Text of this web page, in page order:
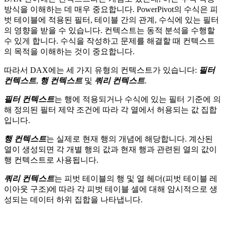
방식을 이해하는 데 매우 중요합니다. PowerPivot의 수식은 피
벗 테이블에 적용된 필터, 테이블 간의 관계, 수식에 있는 필터
의 영향을 받을 수 있습니다. 컨텍스트는 동적 분석을 수행할
수 있게 합니다. 수식을 작성하고 문제를 해결할 때 컨텍스트
의 목적을 이해하는 것이 중요합니다.
따라서 DAX에는 세 가지 유형의 컨텍스트가 있습니다: 필터
컨텍스트, 행 컨텍스트및 쿼리 컨텍스트.
필터 컨텍스트는 행에 적용되거나 수식에 있는 필터 기준에 의
해 정의된 필터 제약 조건에 따라 각 열에서 허용되는 값 집합
입니다.
행 컨텍스트는 실제로 현재 행의 개념에 해당합니다. 계산된
열이 생성되면 각 개별 행의 값과 현재 행과 관련된 열의 값이
행 컨텍스트로 사용됩니다.
쿼리 컨텍스트는 피벗 테이블의 행 및 열 헤더(피벗 테이블 레
이아웃 구조)에 따라 각 피벗 테이블 셀에 대해 암시적으로 생
성되는 데이터 하위 집합을 나타냅니다.